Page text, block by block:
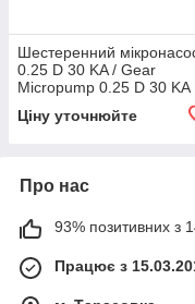
Шестеренний
0.25 D 30 KA / Gear
Micropump 0.25 D 30 KA
Ціну уточнюйте
Про нас
93% позитивних з
Працює з